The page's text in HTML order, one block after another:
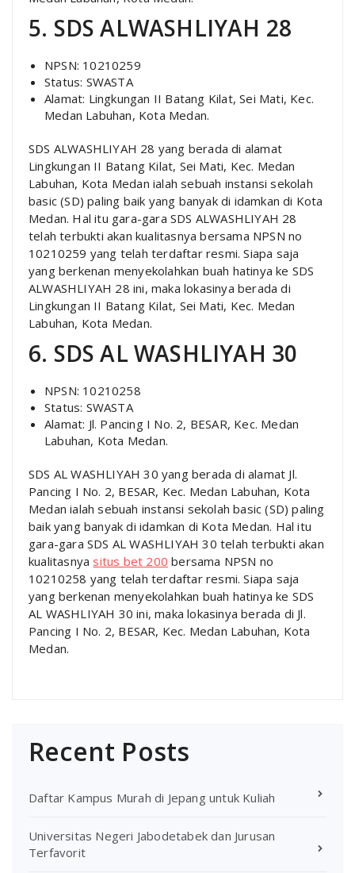
5. SDS ALWASHLIYAH 28
NPSN: 10210259
Status: SWASTA
Alamat: Lingkungan II Batang Kilat, Sei Mati, Kec.
Medan Labuhan, Kota Medan.
SDS ALWASHLIYAH 28 yang berada di alamat
Lingkungan II Batang Kilat, Sei Mati, Kec. Medan
Labuhan, Kota Medan ialah sebuah instansi sekolah
basic (SD) paling baik yang banyak di idamkan di Kota
Medan. Hal itu gara-gara SDS ALWASHLIYAH 28
telah terbukti akan kualitasnya bersama NPSN no
10210259 yang telah terdaftar resmi. Siapa saja
yang berkenan menyekolahkan buah hatinya ke SDS
ALWASHLIYAH 28 ini, maka lokasinya berada di
Lingkungan II Batang Kilat, Sei Mati, Kec. Medan
Labuhan, Kota Medan.
6. SDS AL WASHLIYAH 30
NPSN: 10210258
Status: SWASTA
Alamat: Jl. Pancing I No. 2, BESAR, Kec. Medan
Labuhan, Kota Medan.
SDS AL WASHLIYAH 30 yang berada di alamat Jl.
Pancing I No. 2, BESAR, Kec. Medan Labuhan, Kota
Medan ialah sebuah instansi sekolah basic (SD) paling
baik yang banyak di idamkan di Kota Medan. Hal itu
gara-gara SDS AL WASHLIYAH 30 telah terbukti akan
kualitasnya situs bet 200 bersama NPSN no
10210258 yang telah terdaftar resmi. Siapa saja
yang berkenan menyekolahkan buah hatinya ke SDS
AL WASHLIYAH 30 ini, maka lokasinya berada di Jl.
Pancing I No. 2, BESAR, Kec. Medan Labuhan, Kota
Medan.
Recent Posts
Daftar Kampus Murah di Jepang untuk Kuliah
Universitas Negeri Jabodetabek dan Jurusan
Terfavorit